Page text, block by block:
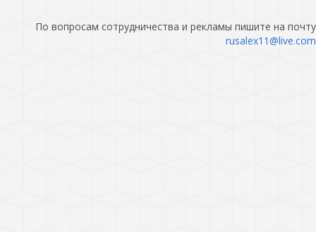
По вопросам сотрудничества и рекламы пишите на почту
rusalex11@live.com